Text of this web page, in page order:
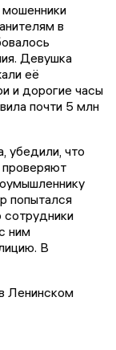
в
Девушка
её
и дорогие часы
почти 5 млн
убедили, что
попытался
сотрудники
ним
В
Ленинском